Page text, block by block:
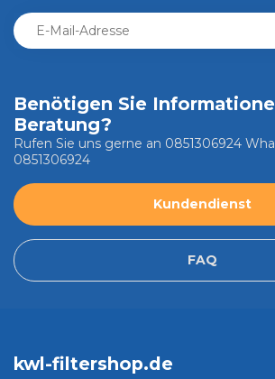
Benötigen Sie
Beratung?
Rufen Sie uns gerne an 0851306924
0851306924
Kundendienst
FAQ
kwl-filtershop.de